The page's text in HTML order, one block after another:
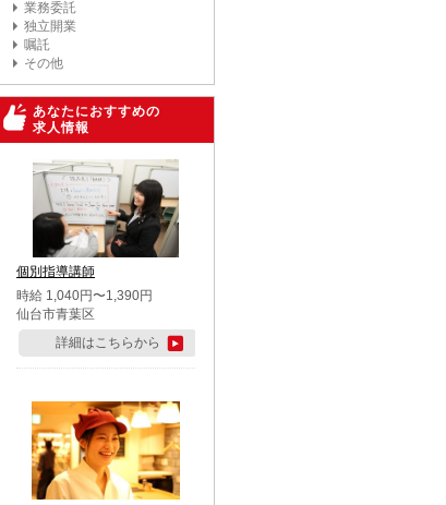
業務委託
独立開業
嘱託
その他
あなたにおすすめの
求人情報
個別指導講師
時給 1,040円〜1,390円
仙台市青葉区
詳細はこちらから